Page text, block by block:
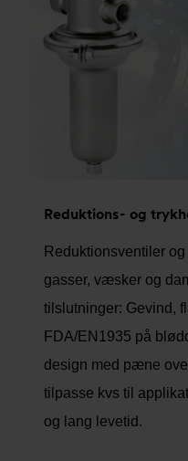
Reduktions- og
Reduktionsventiler
gasser, væsker og
tilslutninger: Gevind,
FDA/EN1935 på
design med pæne
tilpasse kvs til
og lang levetid.